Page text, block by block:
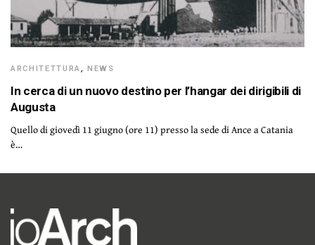
ARCHITETTURA,NEWS
In cerca di un nuovo destino per l’hangar dei dirigibili di
Augusta
Quello di giovedì 11 giugno (ore 11) presso la sede di Ance a Catania
è…